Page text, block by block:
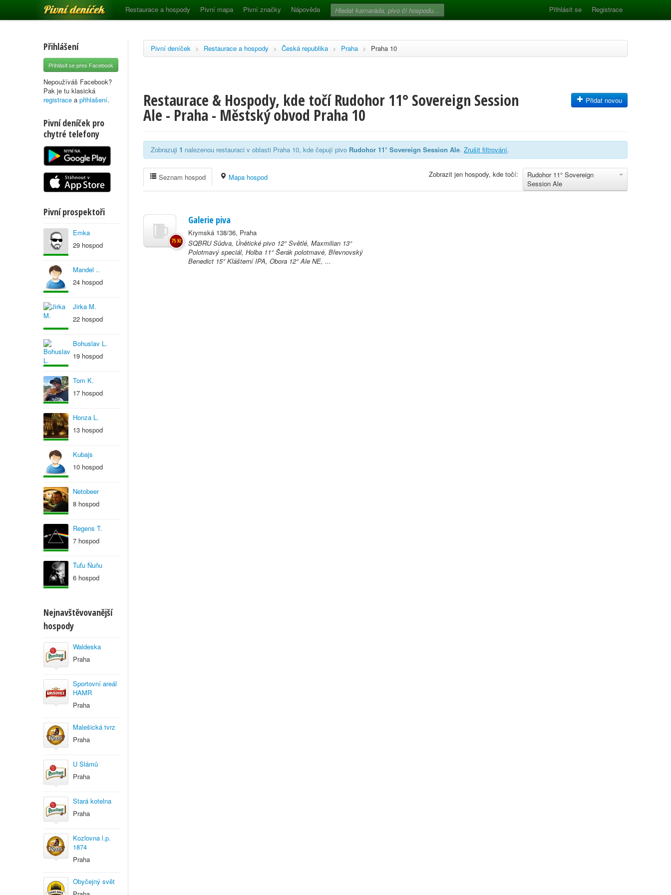
Pivní deníček Restaurace a hospody Pivní mapa Pivní značky Nápověda Přihlásit se Registrace
Přihlášení
Přihlásit se přes Facebook
Nepoužíváš Facebook?
Pak je tu klasická
registrace a přihlašení.
Pivní deníček pro
chytré telefony
Pivní prospektoři
Emka
29 hospod
Mandel ..
24 hospod
Jirka M.
22 hospod
Bohuslav L.
19 hospod
Tom K.
17 hospod
Honza L.
13 hospod
Kubajs
10 hospod
Netobeer
8 hospod
Regens T.
7 hospod
Ťuťu Ňuňu
6 hospod
Nejnavštěvovanější
hospody
Waldeska
Praha
Sportovní areál
HAMR
Praha
Malešická tvrz
Praha
U Slámů
Praha
Stará kotelna
Praha
Kozlovna l.p.
1874
Praha
Obyčejný svět
Pivní deníček > Restaurace a hospody > Česká republika > Praha > Praha 10
Restaurace & Hospody, kde točí Rudohor 11° Sovereign Session
Ale - Praha - Městský obvod Praha 10
Přidat novou
Zobrazuji 1 nalezenou restauraci v oblasti Praha 10, kde čepují pivo Rudohor 11° Sovereign Session Ale. Zrušit filtrování.
Rudohor 11° Sovereign
Session Ale
Zobrazit jen hospody, kde točí:
Seznam hospod Mapa hospod
Galerie piva
Krymská 138/36, Praha
SQBRU Sůdva, Únětické pivo 12° Světlé, Maxmilian 13°
Polotmavý speciál, Holba 11° Šerák polotmavé, Břevnovský
Benedict 15° Klášterní IPA, Obora 12° Ale NE, ...
75 Kč